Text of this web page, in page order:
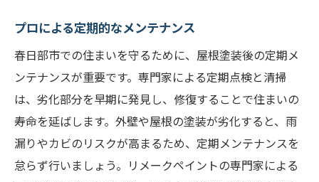
プロによる定期的なメンテナンス
春日部市での住まいを守るために、屋根塗装後の定期メ
ンテナンスが重要です。専門家による定期点検と清掃
は、劣化部分を早期に発見し、修復することで住まいの
寿命を延ばします。外壁や屋根の塗装が劣化すると、雨
漏りやカビのリスクが高まるため、定期メンテナンスを
怠らず行いましょう。リメークペイントの専門家による